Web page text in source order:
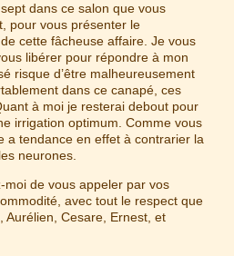
dans ce salon que vous
pour vous présenter le
cette fâcheuse affaire. Je vous
libérer pour répondre à mon
risque d’être malheureusement
dans ce canapé, ces
à moi je resterai debout pour
irrigation optimum. Comme vous
a tendance en effet à contrarier la
neurones.
moi de vous appeler par vos
avec tout le respect que
Cesare, Ernest, et